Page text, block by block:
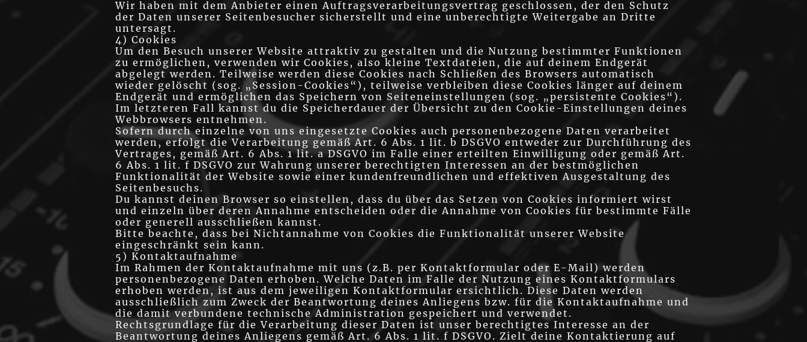
Wir haben mit dem Anbieter einen Auftragsverarbeitungsvertrag geschlossen, der den Schutz
der Daten unserer Seitenbesucher sicherstellt und eine unberechtigte Weitergabe an Dritte
untersagt.
4) Cookies
Um den Besuch unserer Website attraktiv zu gestalten und die Nutzung bestimmter Funktionen
zu ermöglichen, verwenden wir Cookies, also kleine Textdateien, die auf deinem Endgerät
abgelegt werden. Teilweise werden diese Cookies nach Schließen des Browsers automatisch
wieder gelöscht (sog. „Session-Cookies“), teilweise verbleiben diese Cookies länger auf deinem
Endgerät und ermöglichen das Speichern von Seiteneinstellungen (sog. „persistente Cookies“).
Im letzteren Fall kannst du die Speicherdauer der Übersicht zu den Cookie-Einstellungen deines
Webbrowsers entnehmen.
Sofern durch einzelne von uns eingesetzte Cookies auch personenbezogene Daten verarbeitet
werden, erfolgt die Verarbeitung gemäß Art. 6 Abs. 1 lit. b DSGVO entweder zur Durchführung des
Vertrages, gemäß Art. 6 Abs. 1 lit. a DSGVO im Falle einer erteilten Einwilligung oder gemäß Art.
6 Abs. 1 lit. f DSGVO zur Wahrung unserer berechtigten Interessen an der bestmöglichen
Funktionalität der Website sowie einer kundenfreundlichen und effektiven Ausgestaltung des
Seitenbesuchs.
Du kannst deinen Browser so einstellen, dass du über das Setzen von Cookies informiert wirst
und einzeln über deren Annahme entscheiden oder die Annahme von Cookies für bestimmte Fälle
oder generell ausschließen kannst.
Bitte beachte, dass bei Nichtannahme von Cookies die Funktionalität unserer Website
eingeschränkt sein kann.
5) Kontaktaufnahme
Im Rahmen der Kontaktaufnahme mit uns (z.B. per Kontaktformular oder E-Mail) werden
personenbezogene Daten erhoben. Welche Daten im Falle der Nutzung eines Kontaktformulars
erhoben werden, ist aus dem jeweiligen Kontaktformular ersichtlich. Diese Daten werden
ausschließlich zum Zweck der Beantwortung deines Anliegens bzw. für die Kontaktaufnahme und
die damit verbundene technische Administration gespeichert und verwendet.
Rechtsgrundlage für die Verarbeitung dieser Daten ist unser berechtigtes Interesse an der
Beantwortung deines Anliegens gemäß Art. 6 Abs. 1 lit. f DSGVO. Zielt deine Kontaktierung auf